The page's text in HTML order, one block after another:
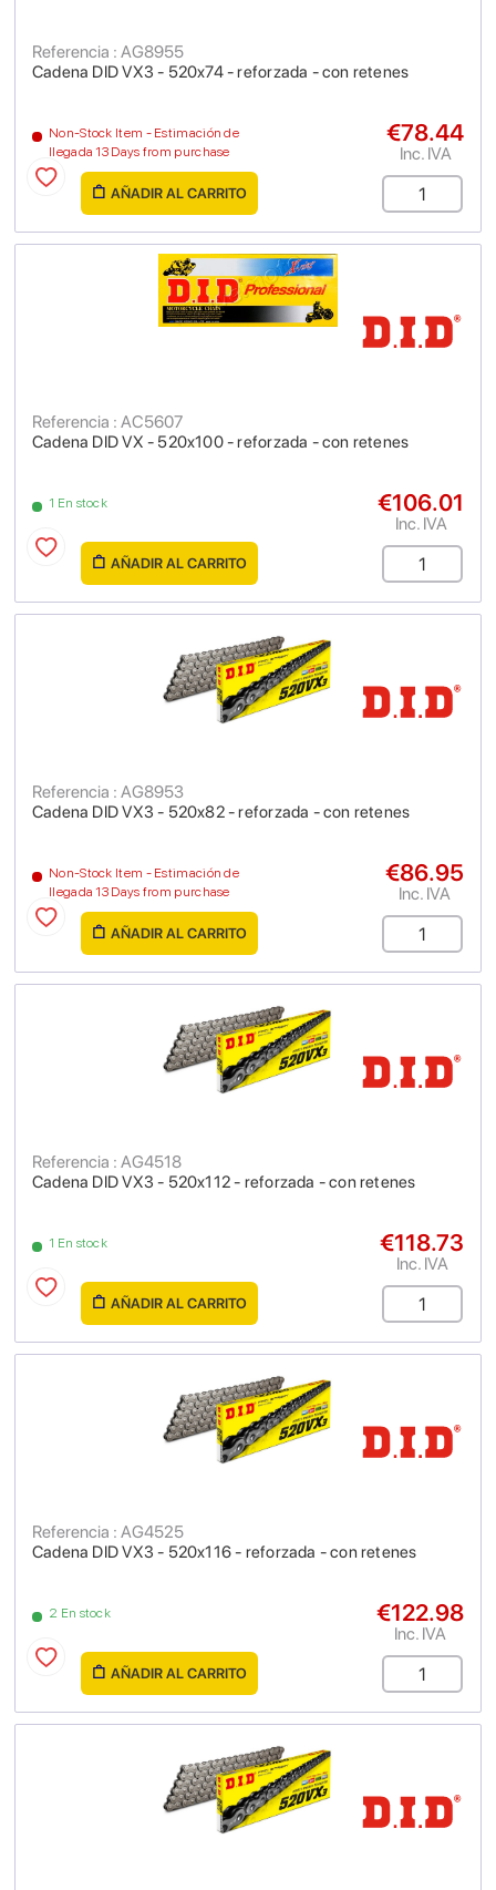
Cadena DID VX3 - 520x74 - reforzada - con retenes
Referencia : AG8955
Non-Stock Item - Estimación de
llegada 13 Days from purchase
€78.44
Inc. IVA
AÑADIR AL CARRITO
Cadena DID VX - 520x100 - reforzada - con retenes
Referencia : AC5607
1 En stock €106.01
Inc. IVA
AÑADIR AL CARRITO
Cadena DID VX3 - 520x82 - reforzada - con retenes
Referencia : AG8953
Non-Stock Item - Estimación de
llegada 13 Days from purchase
€86.95
Inc. IVA
AÑADIR AL CARRITO
Cadena DID VX3 - 520x112 - reforzada - con retenes
Referencia : AG4518
1 En stock €118.73
Inc. IVA
AÑADIR AL CARRITO
Cadena DID VX3 - 520x116 - reforzada - con retenes
Referencia : AG4525
2 En stock €122.98
Inc. IVA
AÑADIR AL CARRITO